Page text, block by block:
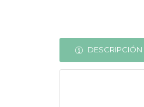
DESCRIPCIÓN